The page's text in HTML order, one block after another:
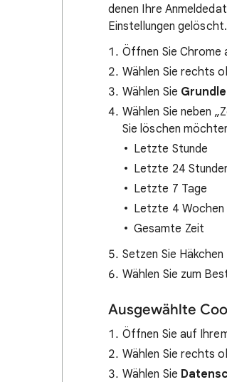
denen Ihre
Einstellungen
Öffnen Sie Chrome
Wählen Sie rechts
Wählen Sie
Wählen Sie neben
Sie löschen
Letzte Stunde
Letzte 24
Letzte 7 Tage
Letzte 4 Wochen
Gesamte Zeit
Setzen Sie
Wählen Sie zum
Ausgewählte
Öffnen Sie auf
Wählen Sie rechts
Wählen Sie